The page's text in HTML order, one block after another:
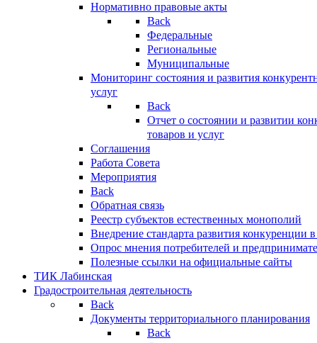
Нормативно правовые акты
Back
Федеральные
Региональные
Муниципальные
Мониторинг состояния и развития
услуг
Back
Отчет о состоянии и развитии
товаров и услуг
Соглашения
Работа Совета
Мероприятия
Back
Обратная связь
Реестр субъектов естественных монополий
Внедрение стандарта развития конкуренции
Опрос мнения потребителей и
Полезные ссылки на официальные сайты
ТИК Лабинская
Градостроительная деятельность
Back
Документы территориального планирования
Back